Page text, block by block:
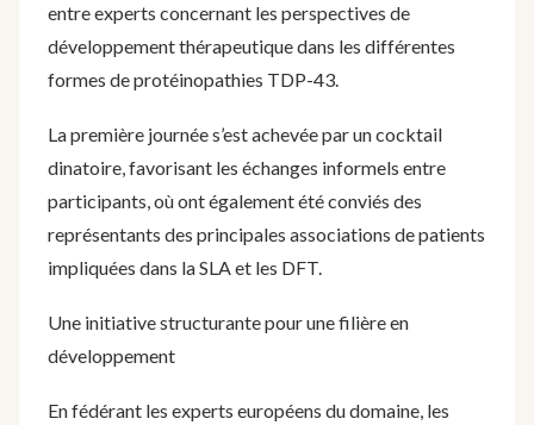
entre experts concernant les perspectives de
développement thérapeutique dans les différentes
formes de protéinopathies TDP-43.
La première journée s’est achevée par un cocktail
dinatoire, favorisant les échanges informels entre
participants, où ont également été conviés des
représentants des principales associations de patients
impliquées dans la SLA et les DFT.
Une initiative structurante pour une filière en
développement
En fédérant les experts européens du domaine, les